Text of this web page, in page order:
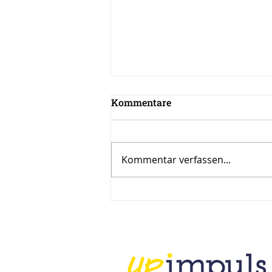
Kommentare
Kommentar verfassen...